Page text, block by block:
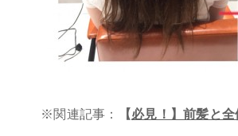
※関連記事： 【必見！】前髪と